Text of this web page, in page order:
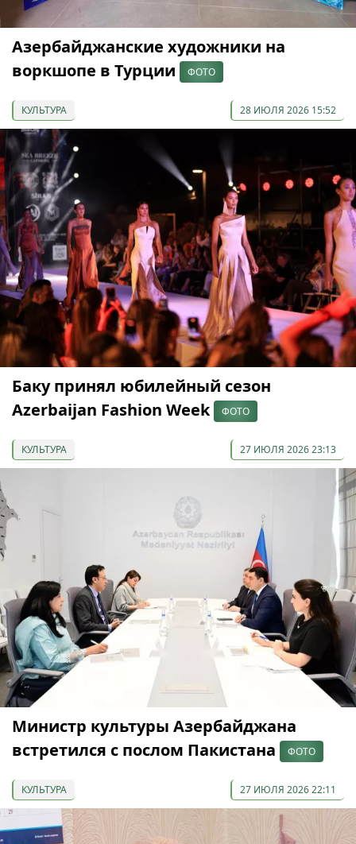
Азербайджанские художники на
воркшопе в Турции
ФОТО
КУЛЬТУРА 28 ИЮЛЯ 2026 15:52
Баку принял юбилейный сезон
Azerbaijan Fashion Week
ФОТО
КУЛЬТУРА 27 ИЮЛЯ 2026 23:13
Министр культуры Азербайджана
встретился с послом Пакистана
ФОТО
КУЛЬТУРА 27 ИЮЛЯ 2026 22:11